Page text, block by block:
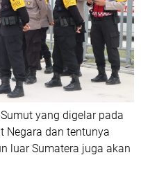
yang digelar pada
Negara dan tentunya
luar Sumatera juga akan